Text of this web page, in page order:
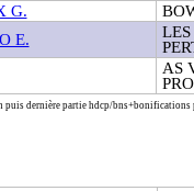
G.
E.
AS
dernière partie hdcp/bns+bonifications